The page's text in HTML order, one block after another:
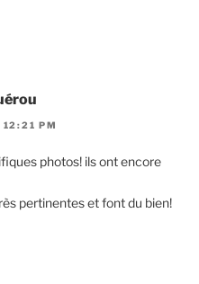
PM
photos! ils ont encore
pertinentes et font du bien!